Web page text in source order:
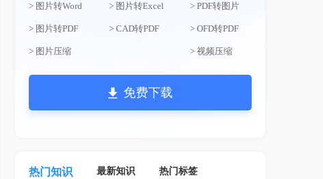
> 图片转Word > 图片转Excel > PDF转图片
> 图片转PDF > CAD转PDF > OFD转PDF
> 图片压缩 > 视频压缩
免费下载
热门知识 最新知识 热门标签